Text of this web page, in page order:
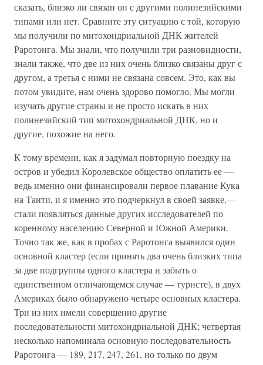
сказать, близко ли связан он с другими полинезийскими
типами или нет. Сравните эту ситуацию с той, которую
мы получили по митохондриальной ДНК жителей
Раротонга. Мы знали, что получили три разновидности,
знали также, что две из них очень близко связаны друг с
другом, а третья с ними не связана совсем. Это, как вы
потом увидите, нам очень здорово помогло. Мы могли
изучать другие страны и не просто искать в них
полинезийский тип митохондриальной ДНК, но и
другие, похожие на него.
К тому времени, как я задумал повторную поездку на
остров и убедил Королевское общество оплатить ее —
ведь именно они финансировали первое плавание Кука
на Таити, и я именно это подчеркнул в своей заявке,—
стали появляться данные других ис­следователей по
коренному населению Северной и Южной Америки.
Точно так же, как в пробах с Раротонга выявился один
основной кластер (если принять два очень близких типа
за две подгруппы одного кластера и забыть о
единственном отличающемся случае — туристе), в двух
Америках было обнаружено четыре основных кластера.
Три из них имели совершенно другие
последовательности митохондриальной ДНК; четвертая
несколько напоминала основную последовательность
Раротонга — 189, 217, 247, 261, но только по двум